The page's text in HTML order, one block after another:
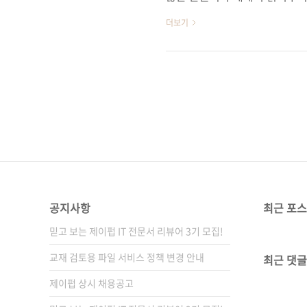
터넷서점 및 블로그 등에 여러
더보기
공지사항
믿고 보는 제이펍 IT 전문서 리뷰어 3기 모집!
교재 검토용 파일 서비스 정책 변경 안내
제이펍 상시 채용공고
최근 포
최근 댓글